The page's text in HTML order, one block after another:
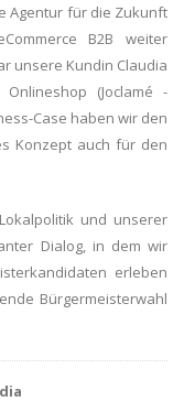
Agentur für die Zukunft
B2B weiter
unsere Kundin Claudia
(Joclamé -
Case haben wir den
Konzept auch für den
und unserer
Dialog, in dem wir
erleben
Bürgermeisterwahl